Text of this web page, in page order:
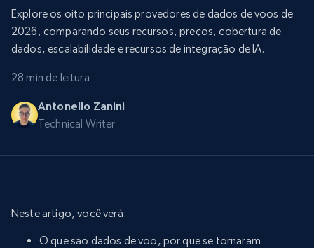
Explore os oito principais provedores de dados de voos de
2026, comparando seus recursos, preços, cobertura de
dados, escalabilidade e recursos de integração de IA.
28 min de leitura
Antonello Zanini
Technical Writer
Neste artigo, você verá:
O que são dados de voo, por que se tornaram